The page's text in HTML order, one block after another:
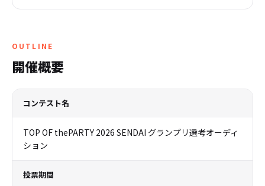
OUTLINE
開催概要
コンテスト名
TOP OF thePARTY 2026 SENDAI グランプリ選考オーディ
ション
投票期間